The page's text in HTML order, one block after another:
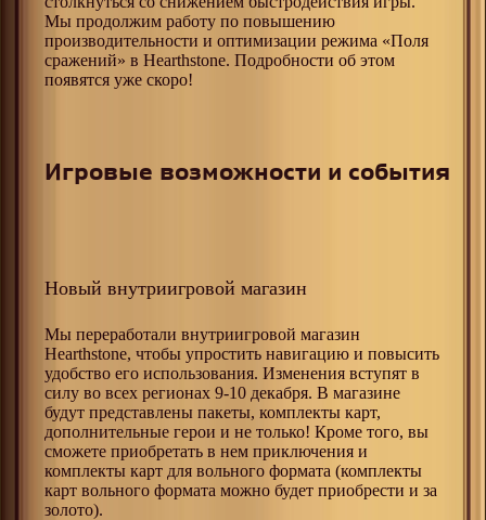
Мы продолжим работу по повышению
производительности и оптимизации режима «Поля
сражений» в Hearthstone. Подробности об этом
появятся уже скоро!
Игровые возможности и события
Новый внутриигровой магазин
Мы переработали внутриигровой магазин
Hearthstone, чтобы упростить навигацию и повысить
удобство его использования. Изменения вступят в
силу во всех регионах 9-10 декабря. В магазине
будут представлены пакеты, комплекты карт,
дополнительные герои и не только! Кроме того, вы
сможете приобретать в нем приключения и
комплекты карт для вольного формата (комплекты
карт вольного формата можно будет приобрести и за
золото).